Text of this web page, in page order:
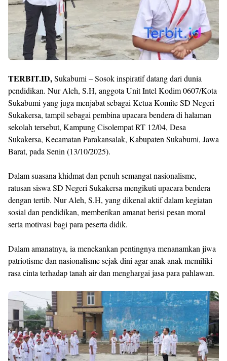
TERBIT.ID,Sukabumi – Sosok inspiratif datang dari dunia
pendidikan. Nur Aleh, S.H, anggota Unit Intel Kodim 0607/Kota
Sukabumi yang juga menjabat sebagai Ketua Komite SD Negeri
Sukakersa, tampil sebagai pembina upacara bendera di halaman
sekolah tersebut, Kampung Cisolempat RT 12/04, Desa
Sukakersa, Kecamatan Parakansalak, Kabupaten Sukabumi, Jawa
Barat, pada Senin (13/10/2025).
Dalam suasana khidmat dan penuh semangat nasionalisme,
ratusan siswa SD Negeri Sukakersa mengikuti upacara bendera
dengan tertib. Nur Aleh, S.H, yang dikenal aktif dalam kegiatan
sosial dan pendidikan, memberikan amanat berisi pesan moral
serta motivasi bagi para peserta didik.
Dalam amanatnya, ia menekankan pentingnya menanamkan jiwa
patriotisme dan nasionalisme sejak dini agar anak-anak memiliki
rasa cinta terhadap tanah air dan menghargai jasa para pahlawan.